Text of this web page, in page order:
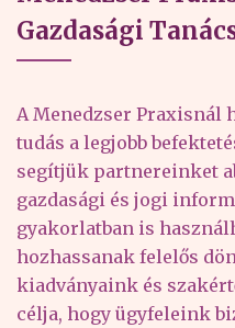
Gazdasági
A Menedzser Praxisnál
tudás a legjobb
segítjük partnereinket
gazdasági és jogi
gyakorlatban is
hozhassanak felelős
kiadványaink és
célja, hogy ügyfeleink